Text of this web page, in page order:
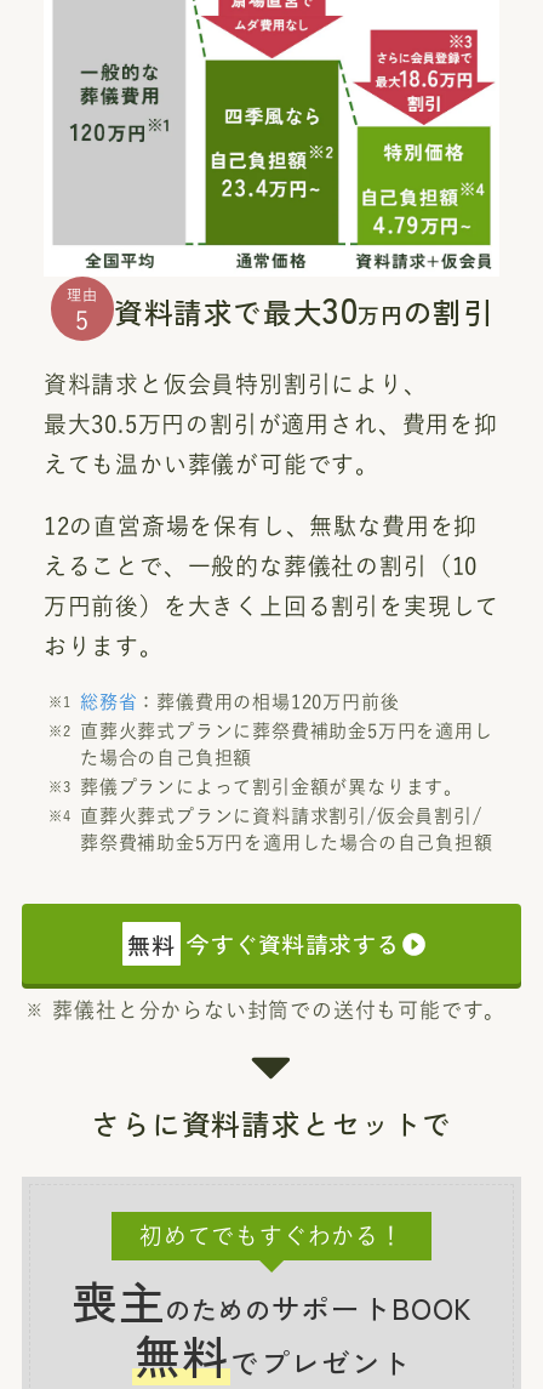
理由
5 資料請求で最大30万円 の割引
資料請求と仮会員特別割引により、
最大30.5万円の割引が適用され、費用を抑
えても温かい葬儀が可能です。
12の直営斎場を保有し、無駄な費用を抑
えることで、一般的な葬儀社の割引（10
万円前後）を大きく上回る割引を実現して
おります。
総務省 ：葬儀費用の相場120万円前後
直葬火葬式プランに葬祭費補助金5万円を適用し
た場合の自己負担額
葬儀プランによって割引金額が異なります。
直葬火葬式プランに資料請求割引/仮会員割引/
葬祭費補助金5万円を適用した場合の自己負担額
無料 今すぐ資料請求する
葬儀社と分からない封筒での送付も可能です。
さらに資料請求とセットで
初めてでもすぐわかる！
喪主のためのサポートBOOK
無料でプレゼント